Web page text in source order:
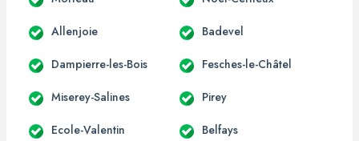
Allenjoie Badevel
Dampierre-les-Bois Fesches-le-Châtel
Miserey-Salines Pirey
Ecole-Valentin Belfays